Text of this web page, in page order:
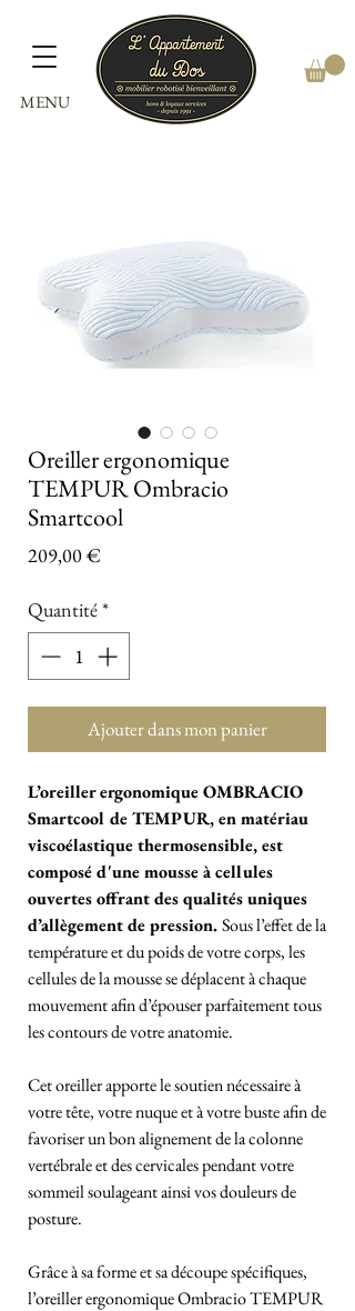
MENU
Oreiller ergonomique
TEMPUR Ombracio
Smartcool
209,00 €
Quantité*
Ajouter dans mon panier
L’oreiller ergonomique OMBRACIO
Smartcool de TEMPUR, en matériau
viscoélastique thermosensible, est
composé d'une mousse à cellules
ouvertes offrant des qualités uniques
d’allègement de pression.Sous l’effet de la
température et du poids de votre corps, les
cellules de la mousse se déplacent à chaque
mouvement afin d’épouser parfaitement tous
les contours de votre anatomie.
Cet oreiller apporte le soutien nécessaire à
votre tête, votre nuque et à votre buste afin de
favoriser un bon alignement de la colonne
vertébrale et des cervicales pendant votre
sommeil soulageant ainsi vos douleurs de
posture.
Grâce à sa forme et sa découpe spécifiques,
l’oreiller ergonomique Ombracio TEMPUR